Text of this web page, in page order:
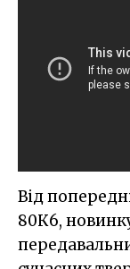
Від
80К6,